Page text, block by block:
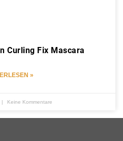
Curling Fix Mascara
»
Keine Kommentare